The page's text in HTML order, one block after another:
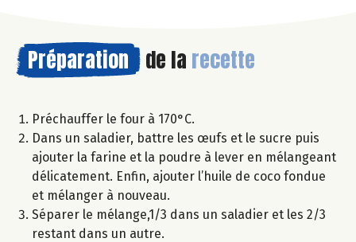
Préparation de la recette
Préchauffer le four à 170°C.
Dans un saladier, battre les œufs et le sucre puis
ajouter la farine et la poudre à lever en mélangeant
délicatement. Enfin, ajouter l’huile de coco fondue
et mélanger à nouveau.
Séparer le mélange,1/3 dans un saladier et les 2/3
restant dans un autre.